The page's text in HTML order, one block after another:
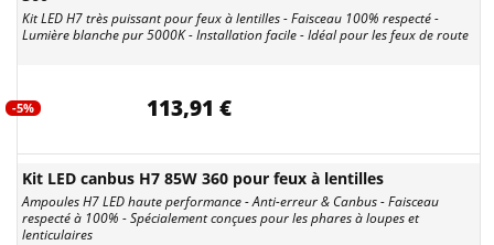
Kit LED H7 très puissant pour feux à lentilles - Faisceau 100% respecté -
Lumière blanche pur 5000K - Installation facile - Idéal pour les feux de route
-5% 113,91 €
Kit LED canbus H7 85W 360 pour feux à lentilles
Ampoules H7 LED haute performance - Anti-erreur & Canbus - Faisceau
respecté à 100% - Spécialement conçues pour les phares à loupes et
lenticulaires